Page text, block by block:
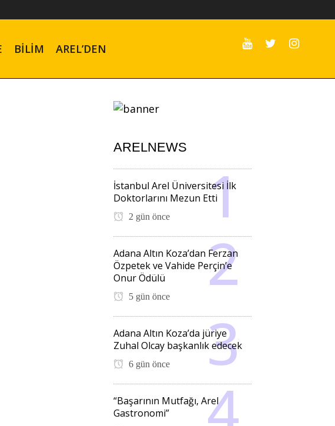
BILIM AREL’DEN
ARELNEWS
İstanbul Arel Üniversitesi İlk
Doktorlarını Mezun Etti
2 gün önce
Adana Altın Koza’dan Ferzan
Özpetek ve Vahide Perçin’e
Onur Ödülü
5 gün önce
Adana Altın Koza’da jüriye
Zuhal Olcay başkanlık edecek
6 gün önce
“Başarının Mutfağı, Arel
Gastronomi”